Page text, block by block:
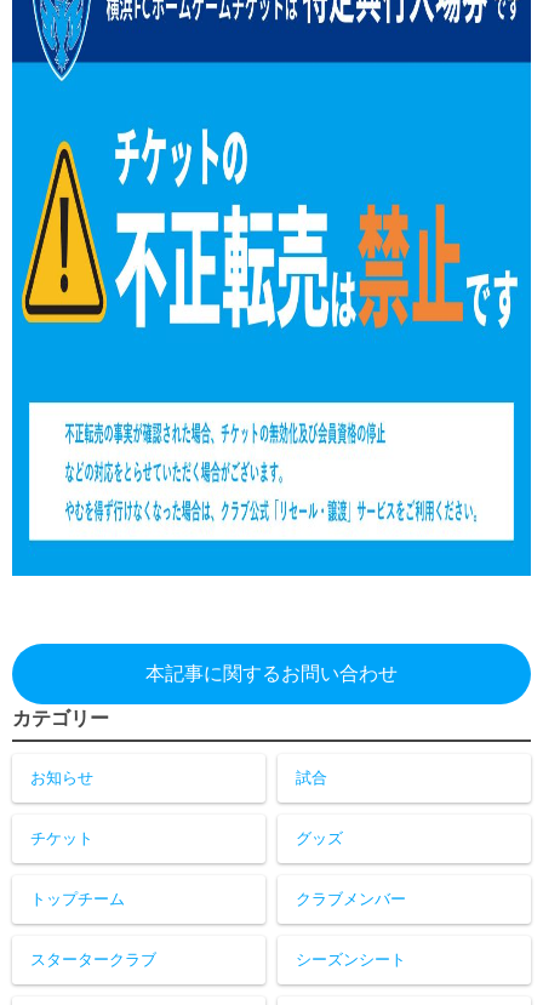
本記事に関するお問い合わせ
カテゴリー
お知らせ 試合
チケット グッズ
トップチーム クラブメンバー
スタータークラブ シーズンシート